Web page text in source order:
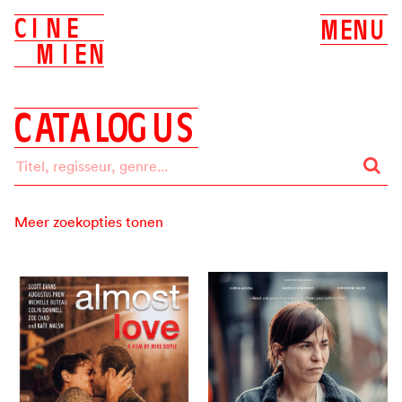
C I N E
M I EN
MENU
CATALOG US
Meer zoekopties tonen
ALLES
BIOSCOOP
DVD
Label
ALLE